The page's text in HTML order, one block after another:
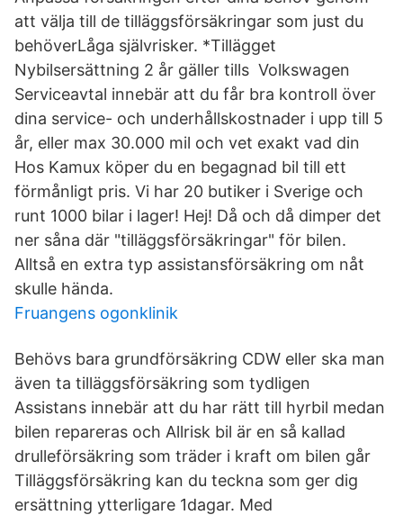
att välja till de tilläggsförsäkringar som just du
behöverLåga självrisker. *Tillägget
Nybilsersättning 2 år gäller tills Volkswagen
Serviceavtal innebär att du får bra kontroll över
dina service- och underhållskostnader i upp till 5
år, eller max 30.000 mil och vet exakt vad din
Hos Kamux köper du en begagnad bil till ett
förmånligt pris. Vi har 20 butiker i Sverige och
runt 1000 bilar i lager! Hej! Då och då dimper det
ner såna där "tilläggsförsäkringar" för bilen.
Alltså en extra typ assistansförsäkring om nåt
skulle hända.
Fruangens ogonklinik
Behövs bara grundförsäkring CDW eller ska man
även ta tilläggsförsäkring som tydligen
Assistans innebär att du har rätt till hyrbil medan
bilen repareras och Allrisk bil är en så kallad
drulleförsäkring som träder i kraft om bilen går
Tilläggsförsäkring kan du teckna som ger dig
ersättning ytterligare 1dagar. Med